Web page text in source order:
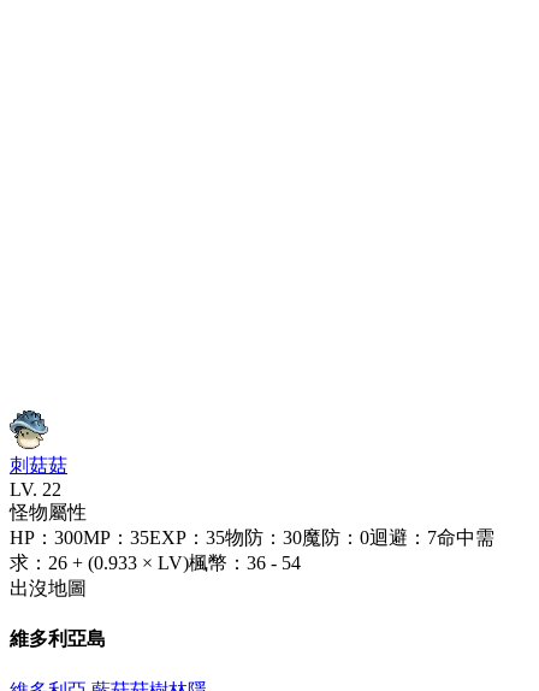
刺菇菇
LV. 22
怪物屬性
HP ： 300MP ： 35EXP ： 35物防 ： 30魔防 ： 0迴避 ： 7命中需
求 ： 26 + (0.933 × LV)楓幣 ： 36 - 54
出沒地圖
維多利亞島